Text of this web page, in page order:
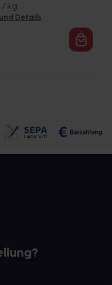
/ kg
Details